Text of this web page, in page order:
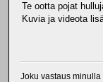
Te ootta pojat
Kuvia ja videota
Joku vastaus